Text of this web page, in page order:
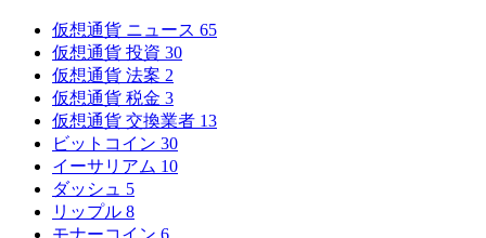
仮想通貨 ニュース 65
仮想通貨 投資 30
仮想通貨 法案 2
仮想通貨 税金 3
仮想通貨 交換業者 13
ビットコイン 30
イーサリアム 10
ダッシュ 5
リップル 8
モナーコイン 6